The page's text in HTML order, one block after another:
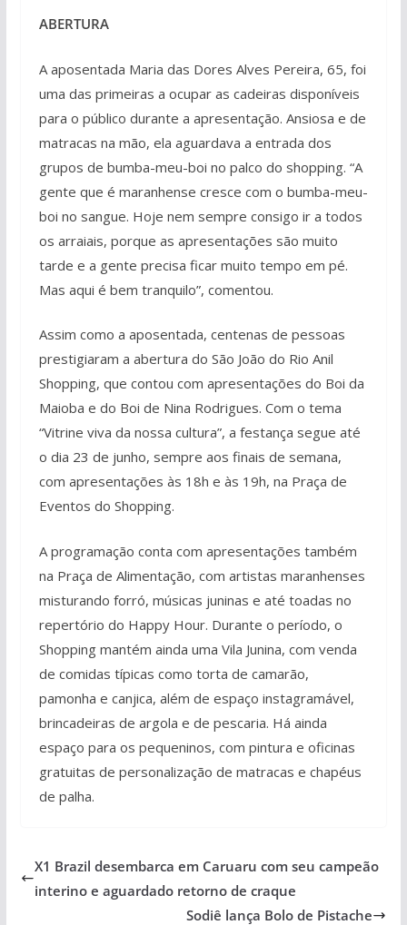
ABERTURA
A aposentada Maria das Dores Alves Pereira, 65, foi
uma das primeiras a ocupar as cadeiras disponíveis
para o público durante a apresentação. Ansiosa e de
matracas na mão, ela aguardava a entrada dos
grupos de bumba-meu-boi no palco do shopping. “A
gente que é maranhense cresce com o bumba-meu-
boi no sangue. Hoje nem sempre consigo ir a todos
os arraiais, porque as apresentações são muito
tarde e a gente precisa ficar muito tempo em pé.
Mas aqui é bem tranquilo”, comentou.
Assim como a aposentada, centenas de pessoas
prestigiaram a abertura do São João do Rio Anil
Shopping, que contou com apresentações do Boi da
Maioba e do Boi de Nina Rodrigues. Com o tema
“Vitrine viva da nossa cultura”, a festança segue até
o dia 23 de junho, sempre aos finais de semana,
com apresentações às 18h e às 19h, na Praça de
Eventos do Shopping.
A programação conta com apresentações também
na Praça de Alimentação, com artistas maranhenses
misturando forró, músicas juninas e até toadas no
repertório do Happy Hour. Durante o período, o
Shopping mantém ainda uma Vila Junina, com venda
de comidas típicas como torta de camarão,
pamonha e canjica, além de espaço instagramável,
brincadeiras de argola e de pescaria. Há ainda
espaço para os pequeninos, com pintura e oficinas
gratuitas de personalização de matracas e chapéus
de palha.
X1 Brazil desembarca em Caruaru com seu campeão
interino e aguardado retorno de craque
Sodiê lança Bolo de Pistache